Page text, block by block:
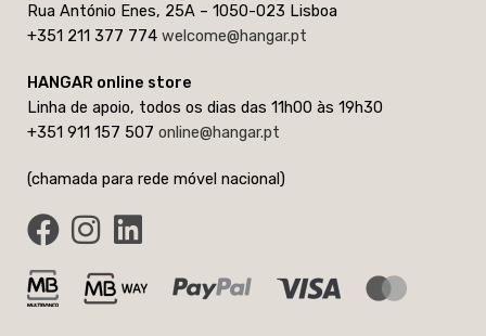
Rua António Enes, 25A – 1050-023 Lisboa
+351 211 377 774 welcome@hangar.pt
HANGAR online store
Linha de apoio, todos os dias das 11h00 às 19h30
+351 911 157 507 online@hangar.pt
(chamada para rede móvel nacional)